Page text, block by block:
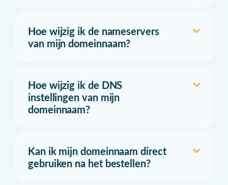
Hoe wijzig ik de nameservers
van mijn domeinnaam?
Hoe wijzig ik de DNS
instellingen van mijn
domeinnaam?
Kan ik mijn domeinnaam direct
gebruiken na het bestellen?